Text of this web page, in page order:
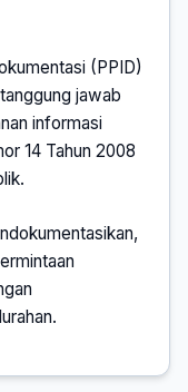
(PPID)
jawab
informasi
14 Tahun 2008